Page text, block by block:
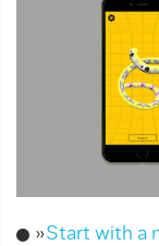
»Start with a